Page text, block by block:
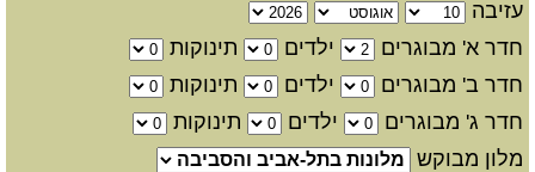
עזיבה
חדר א' מבוגרים
ילדים
תינוקות
חדר ב' מבוגרים
ילדים
תינוקות
חדר ג' מבוגרים
ילדים
תינוקות
מלון מבוקש